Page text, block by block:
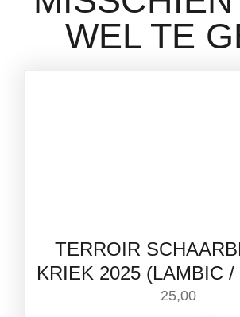
WEL TE
TERROIR
KRIEK 2025 (LAMBIC
BOERENERF |
25,00